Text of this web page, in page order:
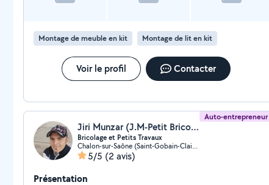
Montage de meuble en kit Montage de lit en kit
Voir le profil Contacter
Auto-entrepreneur
Jiri Munzar (J.M-Petit Bricolage)
Bricolage et Petits Travaux
Chalon-sur-Saône (Saint-Gobain-Clair Logis)
5/5 (2 avis)
Présentation